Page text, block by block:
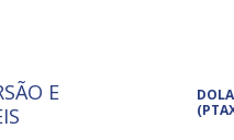
for
conjunto de
E